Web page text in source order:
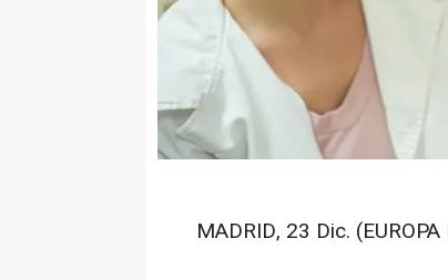
MADRID, 23 Dic. (EUROPA